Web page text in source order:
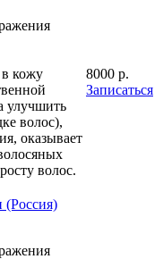
в кожу
улучшить
волос),
оказывает
волос.
8000 р.
Записаться
(Россия)